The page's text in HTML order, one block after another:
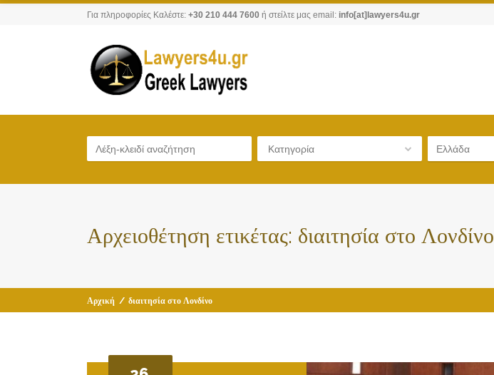
Για πληροφορίες Καλέστε: +30 210 444 7600 ή στείλτε μας email: info[at]lawyers4u.gr
Κατηγορία
Αρχειοθέτηση ετικέτας: διαιτησία στο Λονδίνο
Αρχική / διαιτησία στο Λονδίνο